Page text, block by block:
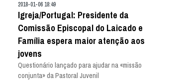
2018-01-06 18:49
Igreja/Portugal: Presidente da
Comissão Episcopal do Laicado e
Família espera maior atenção aos
jovens
Questionário lançado para ajudar na «missão
conjunta» da Pastoral Juvenil